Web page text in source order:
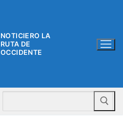
NOTICIERO LA
RUTA DE
OCCIDENTE